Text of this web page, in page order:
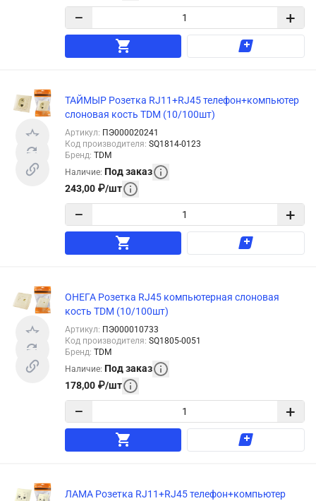
− +
ТАЙМЫР Розетка RJ11+RJ45 телефон+компьютер
слоновая кость TDM (10/100шт)
Артикул: ПЭ000020241
Код производителя: SQ1814-0123
Бренд: TDM
Наличие: Под заказ
243,00 ₽/шт
− +
ОНЕГА Розетка RJ45 компьютерная слоновая
кость TDM (10/100шт)
Артикул: ПЭ000010733
Код производителя: SQ1805-0051
Бренд: TDM
Наличие: Под заказ
178,00 ₽/шт
− +
ЛАМА Розетка RJ11+RJ45 телефон+компьютер